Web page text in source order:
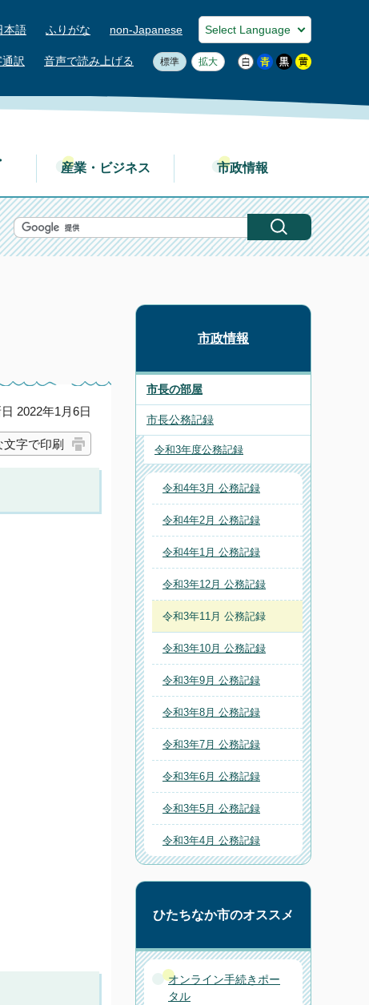
本語 ふりがな non-Japanese
訳 音声で読み上げる 標準 拡大
産業・ビジネス 市政情報
2022年1月6日
文字で印刷
市政情報
市長の部屋
市長公務記録
令和3年度公務記録
令和4年3月 公務記録
令和4年2月 公務記録
令和4年1月 公務記録
令和3年12月 公務記録
令和3年11月 公務記録
令和3年10月 公務記録
令和3年9月 公務記録
令和3年8月 公務記録
令和3年7月 公務記録
令和3年6月 公務記録
令和3年5月 公務記録
令和3年4月 公務記録
ひたちなか市のオススメ
オンライン手続きポー
タル